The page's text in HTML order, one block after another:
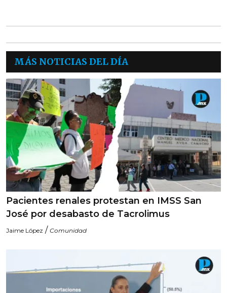
MÁS NOTICIAS DEL DÍA
Pacientes renales protestan en IMSS San
José por desabasto de Tacrolimus
Jaime López / Comunidad